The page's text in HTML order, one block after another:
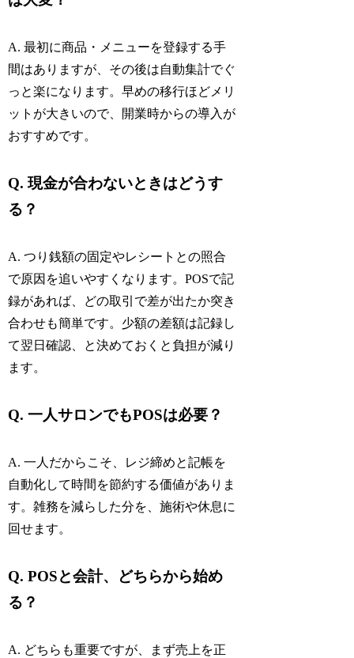
A. 最初に商品・メニューを登録する手
間はありますが、その後は自動集計でぐ
っと楽になります。早めの移行ほどメリ
ットが大きいので、開業時からの導入が
おすすめです。
Q. 現金が合わないときはどうす
る？
A. つり銭額の固定やレシートとの照合
で原因を追いやすくなります。POSで記
録があれば、どの取引で差が出たか突き
合わせも簡単です。少額の差額は記録し
て翌日確認、と決めておくと負担が減り
ます。
Q. 一人サロンでもPOSは必要？
A. 一人だからこそ、レジ締めと記帳を
自動化して時間を節約する価値がありま
す。雑務を減らした分を、施術や休息に
回せます。
Q. POSと会計、どちらから始め
る？
A. どちらも重要ですが、まず売上を正